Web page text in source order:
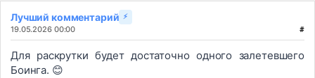
Лучший комментарий ⚡
19.05.2026 00:00 #
Для раскрутки будет достаточно одного залетевшего
Боинга. 😊